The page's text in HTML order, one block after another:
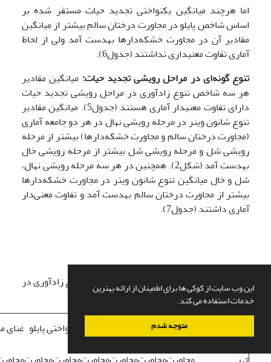
این وب سایت از کوکی ها برای اطمینان از ارائه بهترین
خدمات استفاده می کند.
متوجه شدم
اما هرچند میانگین یکنواختی تجدید حیات مستقر شده بر
اساس شاخص پایلو در مجاورت درختان سالم بیشتر از میانگین
مقادیر آن در مجاورت خشکه‌دارها به­دست آمد ولی از لحاظ
آماری تفاوت معنی­داری نداشتند (جدول6).
تنوع گونه‌ای در مراحل رویشی تجدید حیات: میانگین مقادیر
هر سه شاخص تنوع زادآوری در مراحل رویشی تجدید حیات
دارای تفاوت معنی­دار آماری هستند (جدول5). ­میانگین مقادیر
تنوع شانون وینر در مرحله رویشی نهال در هر دو جامعه آماری
(مجاورت درختان سالم و مجاورت خشکه‌دارها) بیشتر از مرحله
رویشی شل و مرحله رویشی شل بیشتر از مرحله رویشی خال
به­دست آمد (شکل2). همچنین در هر سه مرحله رویشی نهال،
شل و خال میانگین تنوع شانون وینر در مجاورت خشکه‌دارها
بیشتر از مجاورت درختان سالم به­دست آمد و تفاوت معنی‌دار
آماری داشتند (جدول7).
جدول5- تجزیه واریانس فراوانی و شاخص­های تنوع زادآوری در
ارتباط با مراحل رویشی تجدید حیات
فراوانی
تنوع شانون
وینر
یکنواختی پایلو غنای